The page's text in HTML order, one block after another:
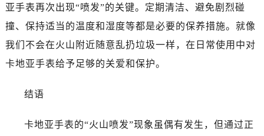
亚手表再次出现“喷发”的关键。定期清洁、避免剧烈碰
撞、保持适当的温度和湿度等都是必要的保养措施。就像
我们不会在火山附近随意乱扔垃圾一样，在日常使用中对
卡地亚手表给予足够的关爱和保护。
结语
卡地亚手表的“火山喷发”现象虽偶有发生，但通过正